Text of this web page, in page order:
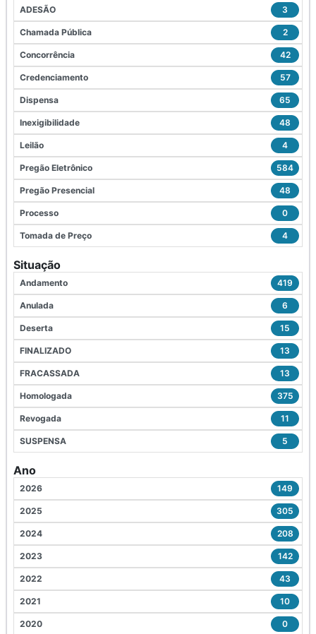
ADESÃO 3
Chamada Pública 2
Concorrência 42
Credenciamento 57
Dispensa 65
Inexigibilidade 48
Leilão 4
Pregão Eletrônico 584
Pregão Presencial 48
Processo 0
Tomada de Preço 4
Situação
Andamento 419
Anulada 6
Deserta 15
FINALIZADO 13
FRACASSADA 13
Homologada 375
Revogada 11
SUSPENSA 5
Ano
2026 149
2025 305
2024 208
2023 142
2022 43
2021 10
2020 0